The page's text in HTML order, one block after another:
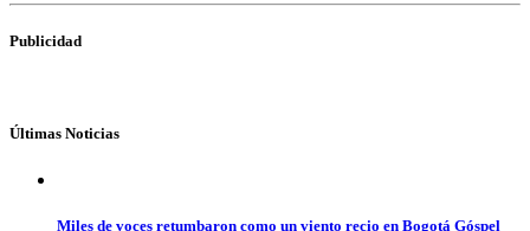
Publicidad
Últimas Noticias
Miles de voces retumbaron como un viento recio en Bogotá Góspel